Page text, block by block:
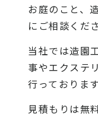
お庭のこと、
にご相談くだ
当社では造園
事やエクステ
行っております
見積もりは無